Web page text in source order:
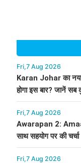
Fri,7 Aug 2026
Karan Johar का
होगा इस बार? जानें
Fri,7 Aug 2026
Awarapan 2:
साथ सहयोग पर की चर्चा
Fri,7 Aug 2026